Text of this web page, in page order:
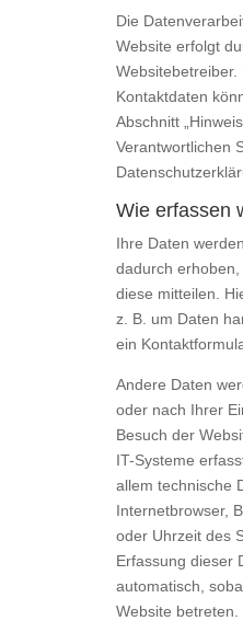
Die
Website erfolgt
Websitebetreiber.
Kontaktdaten
Abschnitt
Verantwortlichen
Wie erfassen
Ihre Daten
dadurch
diese mitteilen.
z. B. um Daten
ein
Andere Daten
oder nach Ihrer
Besuch der
IT-Systeme
allem technische
Internetbrowser,
oder Uhrzeit des
Erfassung dieser
automatisch,
Website betreten.